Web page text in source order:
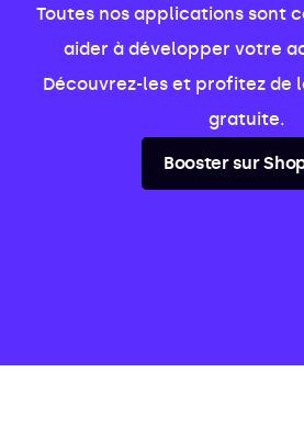
Toutes nos applications sont
aider à développer votre
Découvrez-les et profitez de
gratuite.
Booster sur